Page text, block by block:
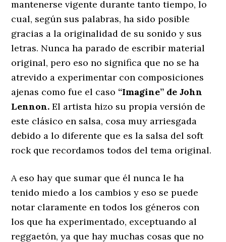
mantenerse vigente durante tanto tiempo, lo
cual, según sus palabras, ha sido posible
gracias a la originalidad de su sonido y sus
letras. Nunca ha parado de escribir material
original, pero eso no significa que no se ha
atrevido a experimentar con composiciones
ajenas como fue el caso ‘‘Imagine’’ de John
Lennon. El artista hizo su propia versión de
este clásico en salsa, cosa muy arriesgada
debido a lo diferente que es la salsa del soft
rock que recordamos todos del tema original.
A eso hay que sumar que él nunca le ha
tenido miedo a los cambios y eso se puede
notar claramente en todos los géneros con
los que ha experimentado, exceptuando al
reggaetón, ya que hay muchas cosas que no